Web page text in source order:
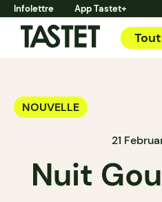
Infolettre App Tastet+
NOUVELLE
21
Nuit